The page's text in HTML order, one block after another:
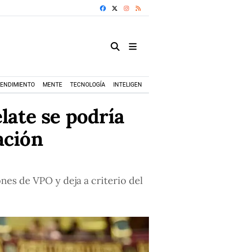
FACEBOOKINSTAGRAM
MENTE TECNOLOGÍA INTELIGENCIA ARTIFICIAL
se podría
de VPO y deja a criterio del